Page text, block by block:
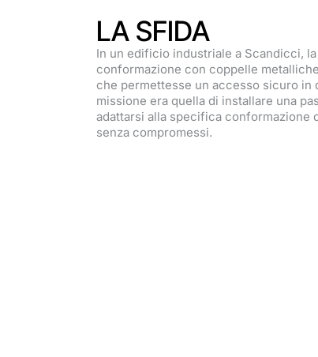
LA SFIDA
In un edificio industriale a Scandicci,
conformazione con coppelle
che permettesse un accesso sicuro in
missione era quella di installare una
adattarsi alla specifica conformazione
senza compromessi.